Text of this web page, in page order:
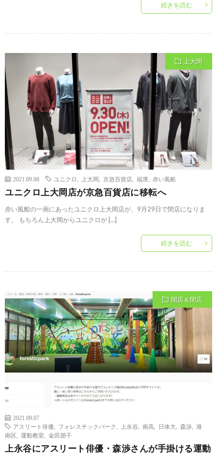
続きを読む
上大岡
2021.09.08 ユニクロ 上大岡 京急百貨店 福濱 赤い風船
ユニクロ上大岡店が京急百貨店に移転へ
赤い風船の一画にあったユニクロ上大岡店が、9月29日で閉店になりま
す。 もちろん上大岡からユニクロが […]
続きを読む
開店＆閉店
2021.09.07
アスリート俳優
フォレスチックパーク 上永谷 南高 日体大 森渉
港
南区
運動教室 金田朋子
上永谷にアスリート俳優・森渉さんが手掛ける運動